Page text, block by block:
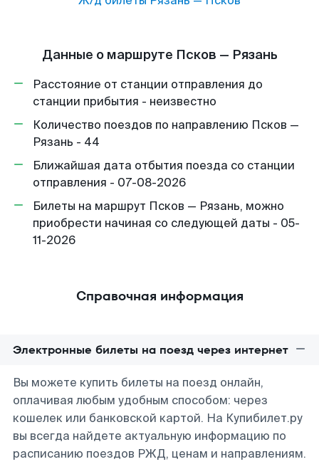
Данные о маршруте Псков — Рязань
Расстояние от станции отправления до
станции прибытия - неизвестно
Количество поездов по направлению Псков —
Рязань - 44
Ближайшая дата отбытия поезда со станции
отправления - 07-08-2026
Билеты на маршрут Псков — Рязань, можно
приобрести начиная со следующей даты - 05-
11-2026
Справочная информация
Электронные билеты на поезд через интернет
Вы можете купить билеты на поезд онлайн,
оплачивая любым удобным способом: через
кошелек или банковской картой. На Купибилет.ру
вы всегда найдете актуальную информацию по
расписанию поездов РЖД, ценам и направлениям.